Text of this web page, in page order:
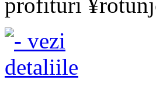
profituri